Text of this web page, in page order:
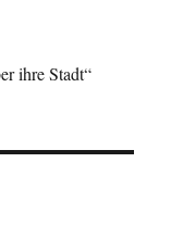
ihre Stadt“